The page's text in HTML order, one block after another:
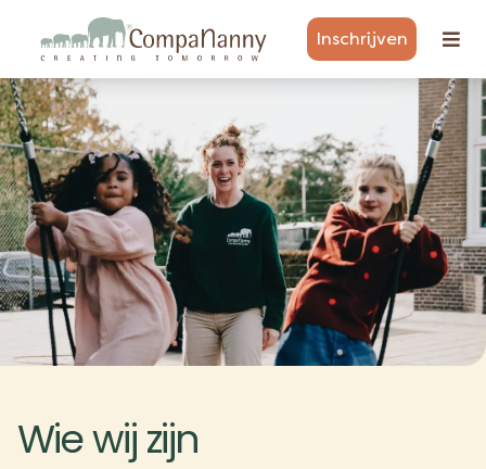
Inschrijven
Wie wij zijn